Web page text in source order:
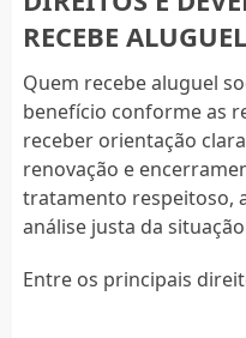
RECEBE
Quem recebe aluguel
benefício conforme as
receber orientação
renovação e
tratamento respeitoso,
análise justa da
Entre os principais